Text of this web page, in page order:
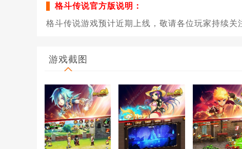
格斗传说官方版说明：
格斗传说游戏预计近期上线，敬请各位玩家持续关
游戏截图